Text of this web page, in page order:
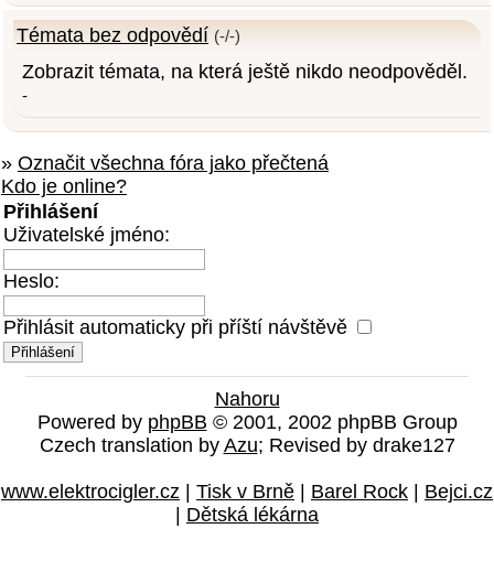
Témata bez odpovědí (-/-)
Zobrazit témata, na která ještě nikdo neodpověděl.
-
» Označit všechna fóra jako přečtená
Kdo je online?
Přihlášení
Uživatelské jméno:
Heslo:
Přihlásit automaticky při příští návštěvě
Nahoru
Powered by phpBB © 2001, 2002 phpBB Group
Czech translation by Azu; Revised by drake127
www.elektrocigler.cz | Tisk v Brně | Barel Rock | Bejci.cz
| Dětská lékárna